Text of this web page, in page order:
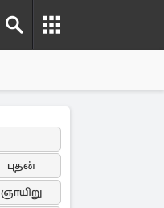
புதன்
ஞாயிறு